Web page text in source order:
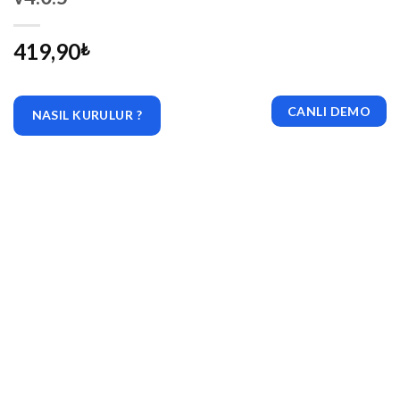
419,90₺
NASIL KURULUR ? CANLI DEMO